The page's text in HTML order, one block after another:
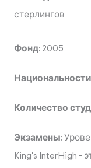
стерлингов
Фонд: 2005
Количество
Экзамены:
King's InterHigh -